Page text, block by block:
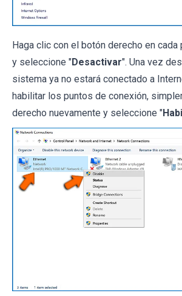
Haga clic con el botón derecho en cada
y seleccione "Desactivar". Una vez
sistema ya no estará conectado a
habilitar los puntos de conexión,
derecho nuevamente y seleccione "